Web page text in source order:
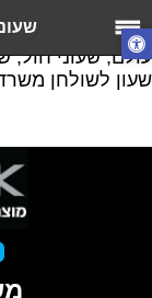
שעונים
שולחני ממותג,
עולם, שעוני חול,
שעון לשולחן